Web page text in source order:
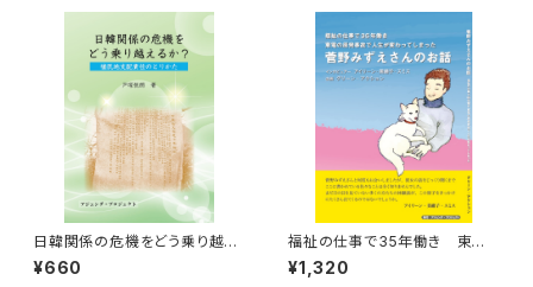
日韓関係の危機をどう乗り越え
るか？ ー植民地支配責任のとり
かたー
¥660
福祉の仕事で35年働き 東電
の原発事故で人生が変わってし
まった 菅野みずえさんのお話
¥1,320